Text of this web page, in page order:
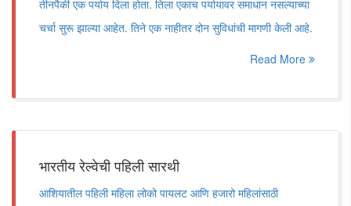
तीनपैकी एक पर्याय दिला होता. तिला एकाच पर्यायावर समाधान नसल्याच्या
चर्चा सुरू झाल्या आहेत. तिने एक नाहीतर दोन सुविधांची मागणी केली आहे.
Read More
भारतीय रेल्वेची पहिली सारथी
आशियातील पहिली महिला लोको पायलट आणि हजारो महिलांसाठी